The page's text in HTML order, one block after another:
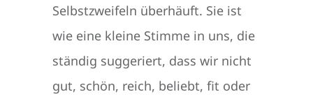
Selbstzweifeln überhäuft. Sie ist
wie eine kleine Stimme in uns, die
ständig suggeriert, dass wir nicht
gut, schön, reich, beliebt, fit oder